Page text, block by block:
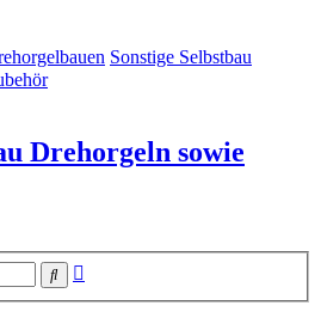
Sonstige Selbstbau
Drehorgeln sowie
Suche